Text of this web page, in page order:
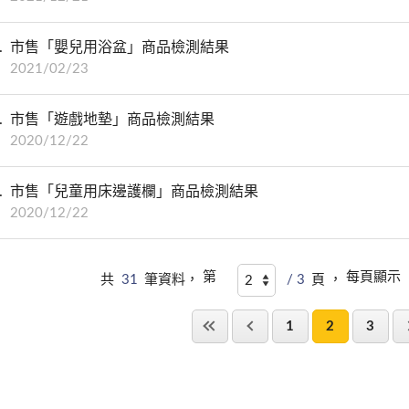
市售「嬰兒用浴盆」商品檢測結果
2021/02/23
市售「遊戲地墊」商品檢測結果
2020/12/22
市售「兒童用床邊護欄」商品檢測結果
2020/12/22
共 31 筆資料， 第 / 3 頁 ， 每頁顯示
1 2 3